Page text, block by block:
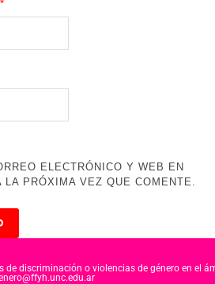
*
ELECTRÓNICO Y WEB EN
LA PRÓXIMA VEZ QUE COMENTE.
de discriminación o violencias de género en el